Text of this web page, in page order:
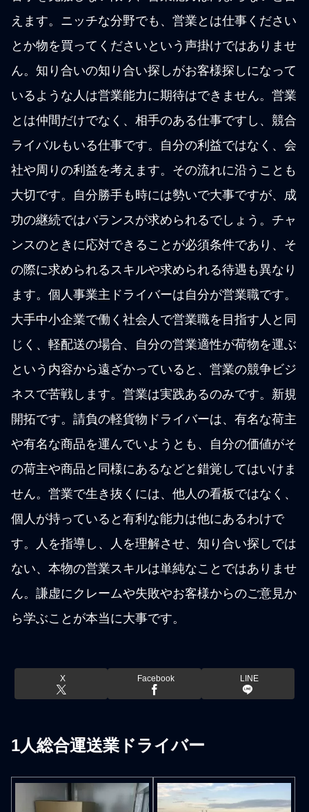
えます。ニッチな分野でも、営業とは仕事ください
とか物を買ってくださいという声掛けではありませ
ん。知り合いの知り合い探しがお客様探しになって
いるような人は営業能力に期待はできません。営業
とは仲間だけでなく、相手のある仕事ですし、競合
ライバルもいる仕事です。自分の利益ではなく、会
社や周りの利益を考えます。その流れに沿うことも
大切です。自分勝手も時には勢いで大事ですが、成
功の継続ではバランスが求められるでしょう。チャ
ンスのときに応対できることが必須条件であり、そ
の際に求められるスキルや求められる待遇も異なり
ます。個人事業主ドライバーは自分が営業職です。
大手中小企業で働く社会人で営業職を目指す人と同
じく、軽配送の場合、自分の営業適性が荷物を運ぶ
という内容から遠ざかっていると、営業の競争ビジ
ネスで苦戦します。営業は実践あるのみです。新規
開拓です。請負の軽貨物ドライバーは、有名な荷主
や有名な商品を運んでいようとも、自分の価値がそ
の荷主や商品と同様にあるなどと錯覚してはいけま
せん。営業で生き抜くには、他人の看板ではなく、
個人が持っていると有利な能力は他にあるわけで
す。人を指導し、人を理解させ、知り合い探しでは
ない、本物の営業スキルは単純なことではありませ
ん。謙虚にクレームや失敗やお客様からのご意見か
ら学ぶことが本当に大事です。
X Facebook LINE
1人総合運送業ドライバー